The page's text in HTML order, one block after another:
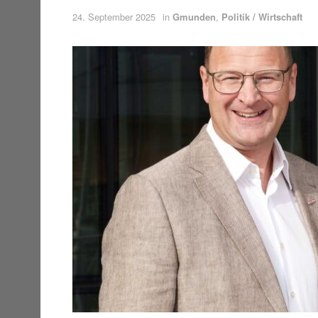
24. September 2025 in Gmunden, Politik / Wirtschaft